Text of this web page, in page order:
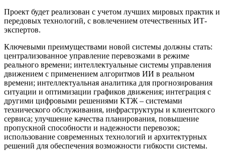
Проект будет реализован с учетом лучших мировых практик и
передовых технологий, с вовлечением отечественных ИТ-
экспертов.
Ключевыми преимуществами новой системы должны стать:
централизованное управление перевозками в режиме
реального времени; интеллектуальные системы управления
движением с применением алгоритмов ИИ в реальном
времени; интеллектуальная аналитика для прогнозирования
ситуации и оптимизации графиков движения; интеграция с
другими цифровыми решениями КТЖ – системами
технического обслуживания, инфраструктуры и клиентского
сервиса; улучшение качества планирования, повышение
пропускной способности и надежности перевозок;
использование современных технологий и архитектурных
решений для обеспечения возможности гибкости системы.